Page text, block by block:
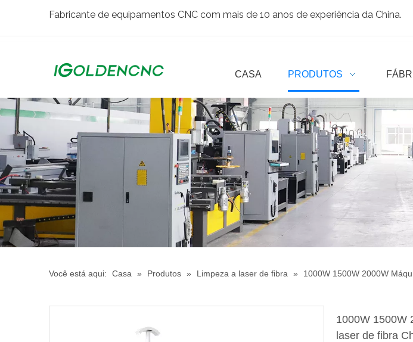
Fabricante de equipamentos CNC com mais de 10 anos de experiência da China.
CASA PRODUTOS
Você está aqui: Casa » Produtos » Limpeza a laser de fibra » 1000W 1500W 2000W
1000W 1500W
laser de fibra